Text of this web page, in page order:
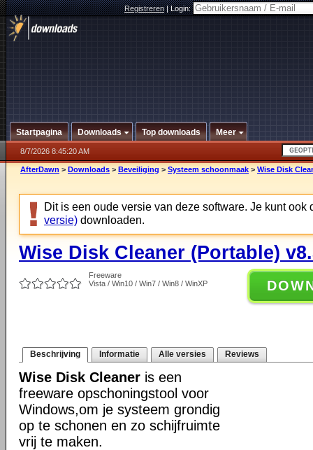
Registreren|Login:
Startpagina Downloads Top downloads Meer
8/7/2026 8:45:20 AM
AfterDawn > Downloads > Beveiliging > Systeem schoonmaak > Wise Disk
Dit is een oude versie van deze software. Je kunt ook
versie) downloaden.
Wise Disk Cleaner (Portable)
Freeware
Vista / Win10 / Win7 / Win8 / WinXP
Beschrijving Informatie Alle versies Reviews
Wise Disk Cleaner is een
freeware opschoningstool voor
Windows,om je systeem grondig
op te schonen en zo schijfruimte
vrij te maken.